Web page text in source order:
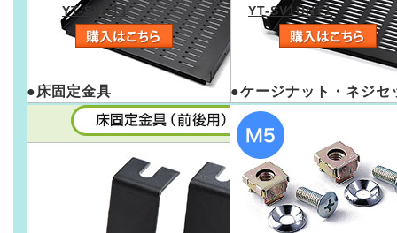
YT-SVNT1 YT-SV1UNT1
●床固定金具 ●ケージナット・ネジセ